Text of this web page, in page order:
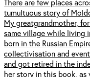
There are few places
tumultuous story of
My greatgrandmother,
same village while living
born in the Russian
collectivisation and
and got retired in the
her story in this book,